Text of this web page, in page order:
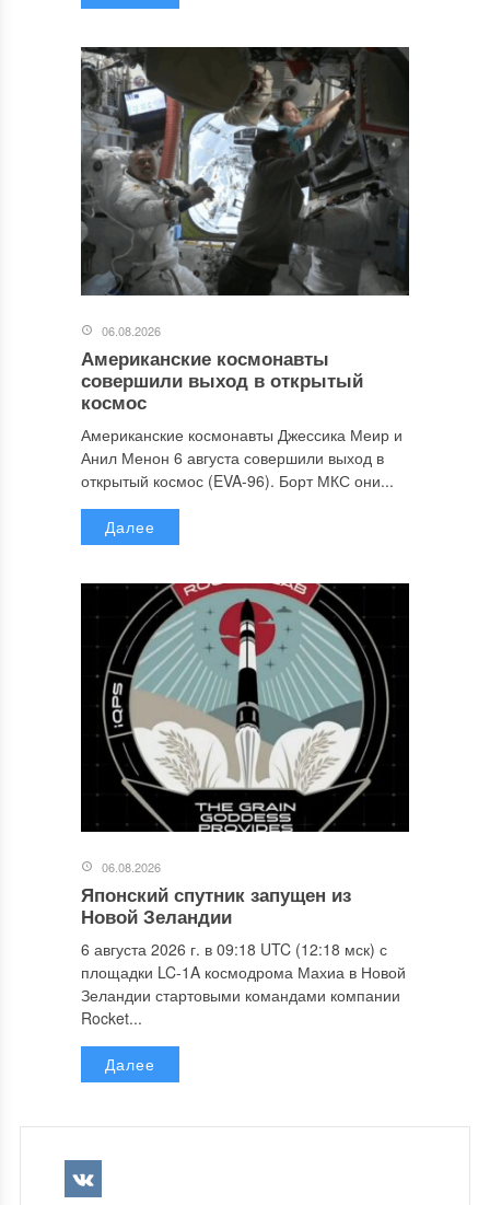
06.08.2026
Американские космонавты
совершили выход в открытый
космос
Американские космонавты Джессика Меир и
Анил Менон 6 августа совершили выход в
открытый космос (EVA-96). Борт МКС они...
Далее
06.08.2026
Японский спутник запущен из
Новой Зеландии
6 августа 2026 г. в 09:18 UTC (12:18 мск) с
площадки LC-1A космодрома Махиа в Новой
Зеландии стартовыми командами компании
Rocket...
Далее